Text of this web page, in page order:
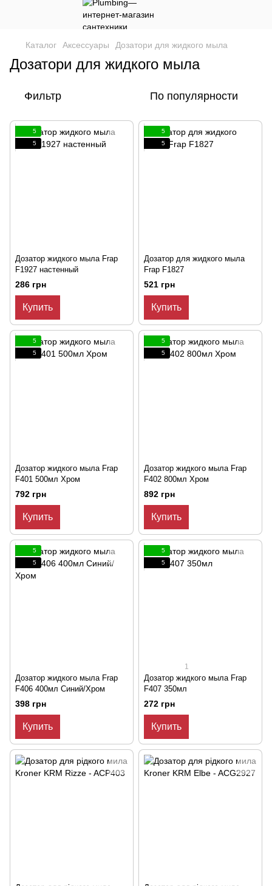
Каталог Аксессуары Дозатори для жидкого мыла
Дозатори для жидкого мыла
Фильтр По популярности
5
5
Дозатор жидкого мыла Frap
F1927 настенный
286 грн
Купить
5
5
Дозатор для жидкого мыла
Frap F1827
521 грн
Купить
5
5
Дозатор жидкого мыла Frap
F401 500мл Хром
792 грн
Купить
5
5
Дозатор жидкого мыла Frap
F402 800мл Хром
892 грн
Купить
5
5
Дозатор жидкого мыла Frap
F406 400мл Синий/Хром
398 грн
Купить
5
5
1
Дозатор жидкого мыла Frap
F407 350мл
272 грн
Купить